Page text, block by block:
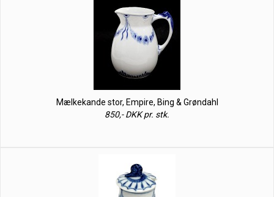
Mælkekande stor, Empire, Bing & Grøndahl
850,- DKK pr. stk.